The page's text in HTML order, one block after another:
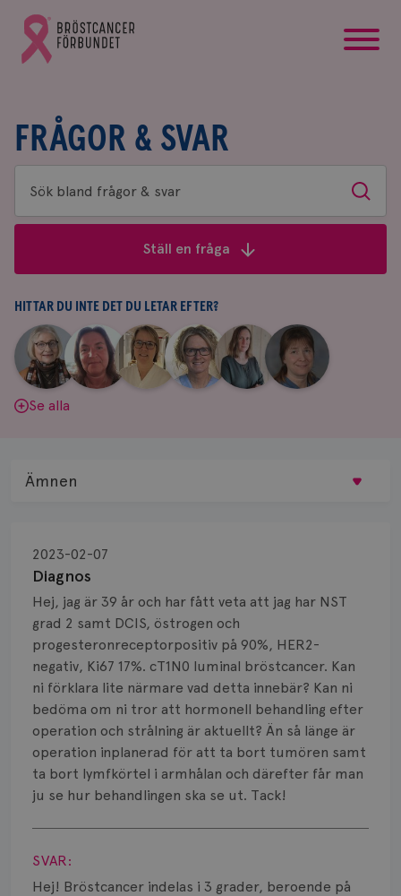
Gå
till
Bröstcancerförbundets
FRÅGOR & SVAR
Sök
bland
&
svar
Sök
Ställ en fråga
HITTAR DU INTE DET DU LETAR EFTER?
Aina
Johnsson
|
Anne
Andersson
Fredrika
Killander
|
Jeanette
Bäcklund
|
Maria
Edegran
|
Yvette
Andersson
Se alla
Diagnos
2023-02-07
Hej, jag är 39 år och har fått veta att jag har NST
grad 2 samt DCIS, östrogen och
progesteronreceptorpositiv på 90%, HER2-
negativ, Ki67 17%. cT1N0 luminal bröstcancer. Kan
ni förklara lite närmare vad detta innebär? Kan ni
bedöma om ni tror att hormonell behandling efter
operation och strålning är aktuellt? Än så länge är
operation inplanerad för att ta bort tumören samt
ta bort lymfkörtel i armhålan och därefter får man
ju se hur behandlingen ska se ut. Tack!
Visa svar
SVAR:
Hej! Bröstcancer indelas i 3 grader, beroende på
Ämnen
Biopsi
Biverkningar
Bröstvårta
Knöl
Läkemedel
Typ av bröstcancer
Smärta
Risker